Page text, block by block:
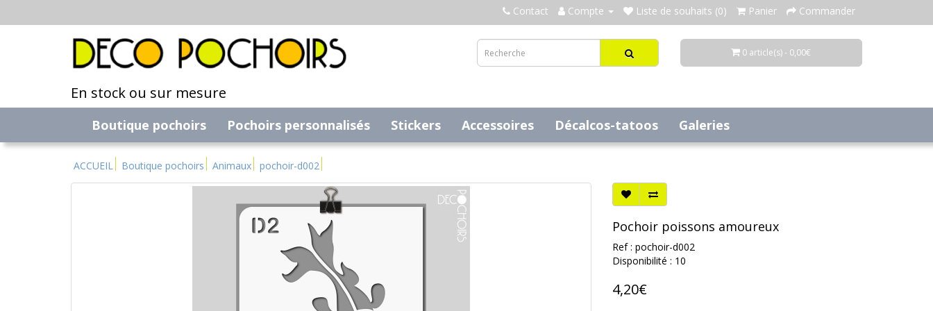
Contact Compte Liste de souhaits (0) Panier Commander
En stock ou sur mesure
0 article(s) - 0,00€
Boutique pochoirs Pochoirs personnalisés Stickers Accessoires Décalcos-tatoos Galeries
ACCUEIL Boutique pochoirs Animaux pochoir-d002
Pochoir poissons amoureux
Ref : pochoir-d002
Disponibilité : 10
4,20€